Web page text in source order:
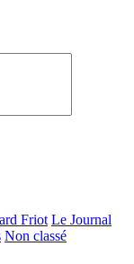
Friot Le Journal
Non classé